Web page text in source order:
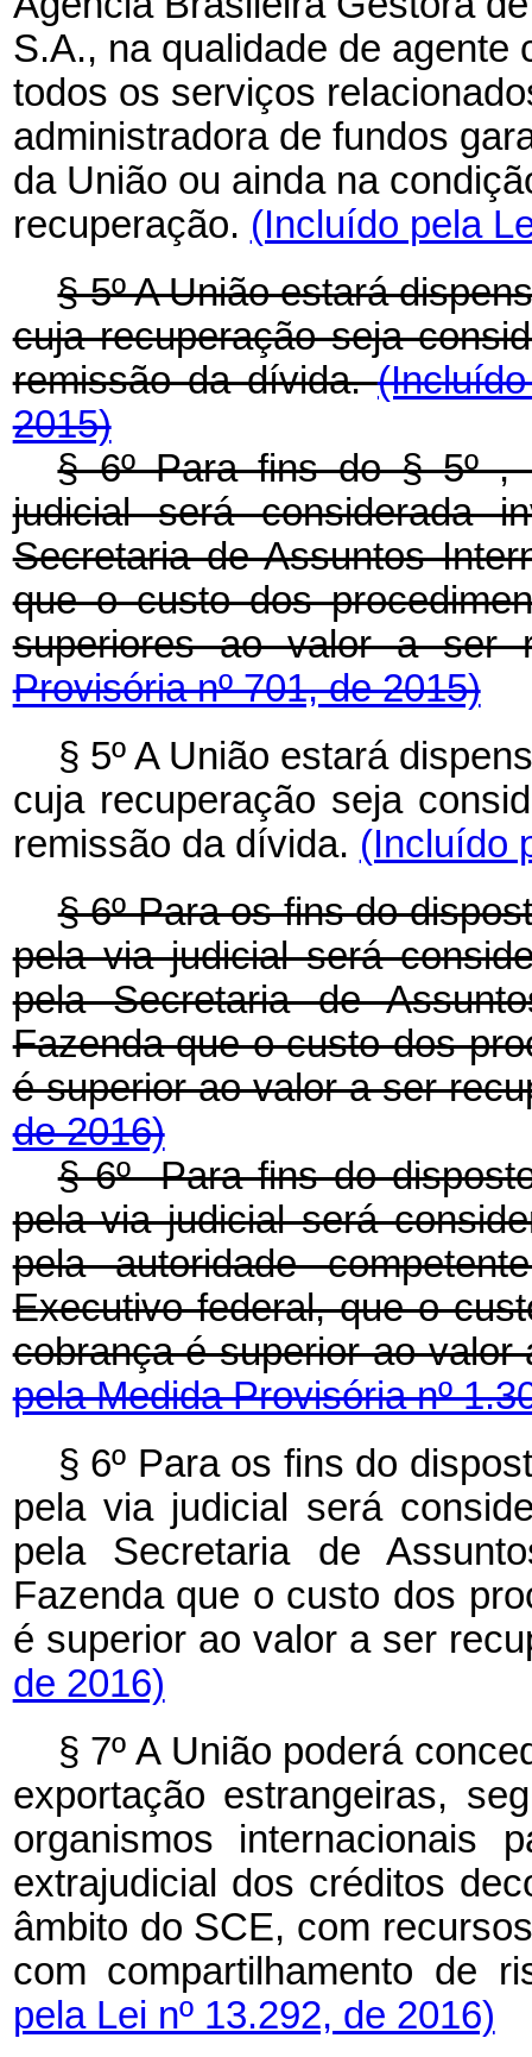
S.A., na qualidade de agente
todos os serviços
administradora de fundos
da União ou ainda na
recuperação. (Incluído pela
§ 5º A União estará
cuja recuperação seja
remissão da dívida.
2015)
§ 6º Para fins do § 5º ,
judicial será considerada
Secretaria de Assuntos
que o custo dos
superiores ao valor a ser
Provisória nº 701, de 2015)
§ 5º A União estará
cuja recuperação seja
remissão da dívida. (Incluído
§ 6º Para os fins do
pela via judicial será
pela Secretaria de
Fazenda que o custo dos
é superior ao valor a ser
de 2016)
§ 6º Para fins do
pela via judicial será
pela autoridade
Executivo federal, que o
cobrança é superior ao
pela Medida Provisória nº
§ 6º Para os fins do
pela via judicial será
pela Secretaria de
Fazenda que o custo dos
é superior ao valor a ser
de 2016)
§ 7º A União poderá
exportação estrangeiras,
organismos internacionais
extrajudicial dos créditos
âmbito do SCE, com
com compartilhamento de
pela Lei nº 13.292, de 2016)